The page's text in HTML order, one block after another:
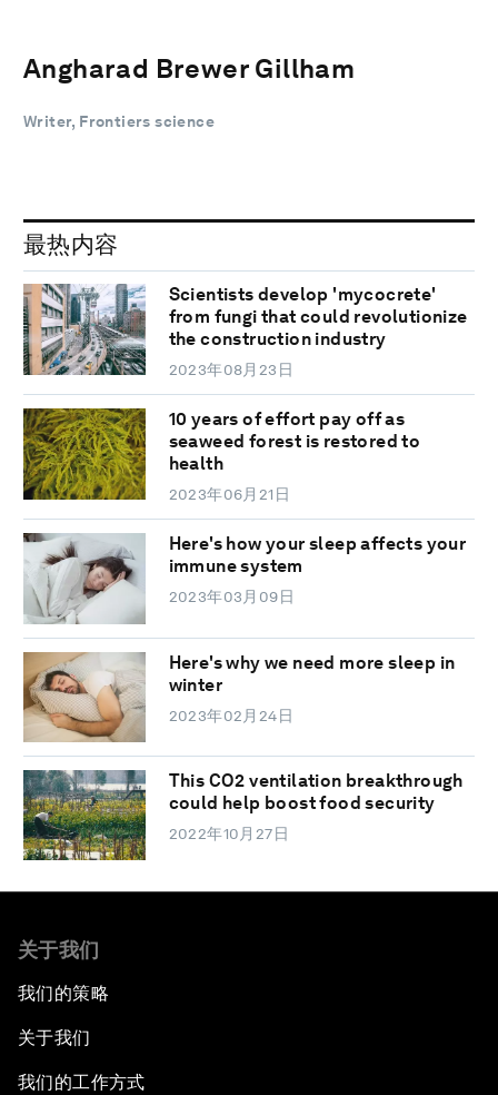
Angharad Brewer Gillham
Writer, Frontiers science
最热内容
Scientists develop 'mycocrete'
from fungi that could revolutionize
the construction industry
2023年08月23日
10 years of effort pay off as
seaweed forest is restored to
health
2023年06月21日
Here's how your sleep affects your
immune system
2023年03月09日
Here's why we need more sleep in
winter
2023年02月24日
This CO2 ventilation breakthrough
could help boost food security
2022年10月27日
关于我们
我们的策略
关于我们
我们的工作方式